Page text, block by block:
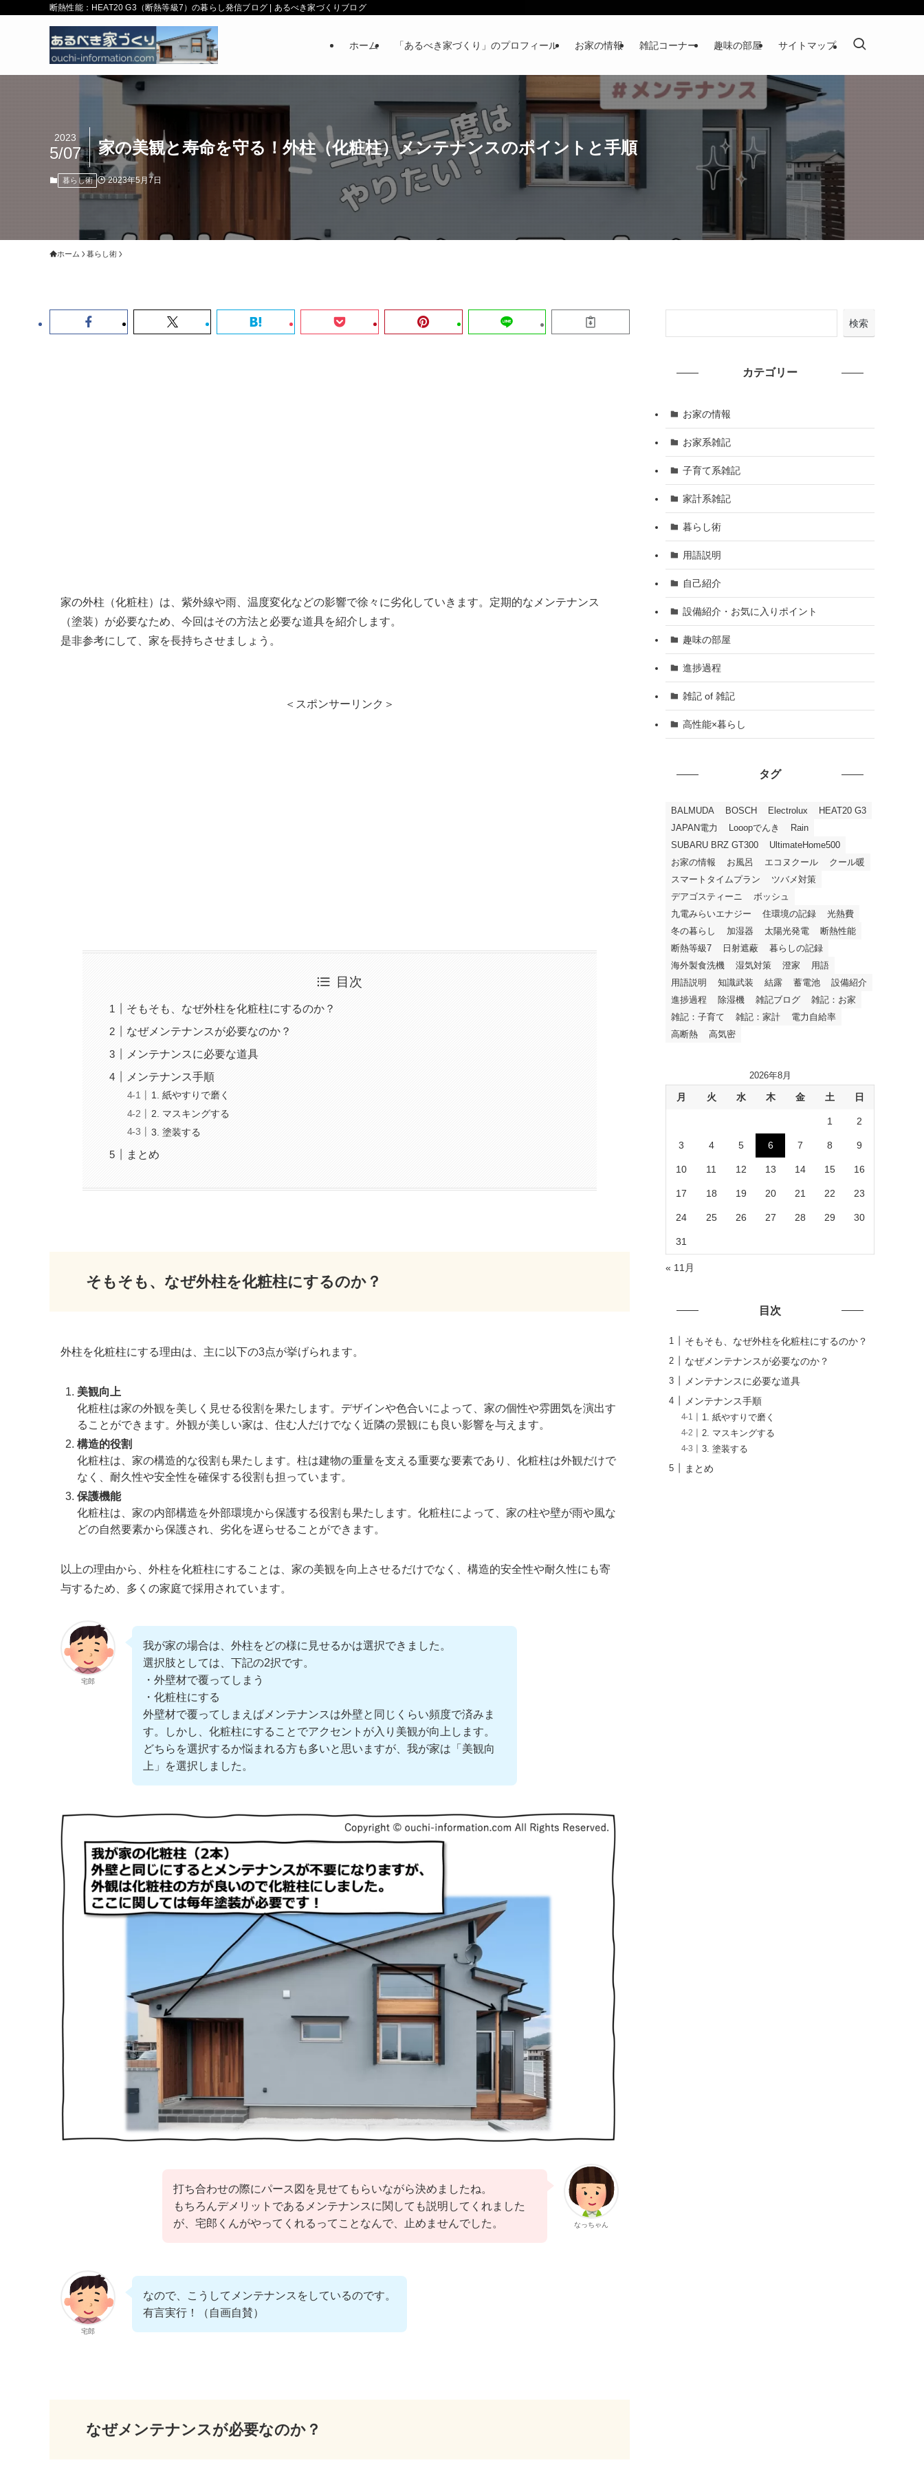
断熱性能：HEAT20 G3（断熱等級7）の暮らし発信ブログ | あるべき家づくりブログ
ホーム 「あるべき家づくり」のプロフィール お家の情報 雑記コーナー 趣味の部屋 サイトマップ
家の美観と寿命を守る！外柱（化粧柱）メンテナンスのポイントと手順
2023
5/07
暮らし術 2023年5月7日
ホーム 暮らし術
家の外柱（化粧柱）は、紫外線や雨、温度変化などの影響で徐々に劣化していきます。定期的なメンテナンス
（塗装）が必要なため、今回はその方法と必要な道具を紹介します。
是非参考にして、家を長持ちさせましょう。
＜スポンサーリンク＞
目次
そもそも、なぜ外柱を化粧柱にするのか？
なぜメンテナンスが必要なのか？
メンテナンスに必要な道具
メンテナンス手順
1. 紙やすりで磨く
2. マスキングする
3. 塗装する
まとめ
そもそも、なぜ外柱を化粧柱にするのか？
外柱を化粧柱にする理由は、主に以下の3点が挙げられます。
美観向上
化粧柱は家の外観を美しく見せる役割を果たします。デザインや色合いによって、家の個性や雰囲気を演出す
ることができます。外観が美しい家は、住む人だけでなく近隣の景観にも良い影響を与えます。
構造的役割
化粧柱は、家の構造的な役割も果たします。柱は建物の重量を支える重要な要素であり、化粧柱は外観だけで
なく、耐久性や安全性を確保する役割も担っています。
保護機能
化粧柱は、家の内部構造を外部環境から保護する役割も果たします。化粧柱によって、家の柱や壁が雨や風な
どの自然要素から保護され、劣化を遅らせることができます。
以上の理由から、外柱を化粧柱にすることは、家の美観を向上させるだけでなく、構造的安全性や耐久性にも寄
与するため、多くの家庭で採用されています。
宅郎
我が家の場合は、外柱をどの様に見せるかは選択できました。
選択肢としては、下記の2択です。
・外壁材で覆ってしまう
・化粧柱にする
外壁材で覆ってしまえばメンテナンスは外壁と同じくらい頻度で済みま
す。しかし、化粧柱にすることでアクセントが入り美観が向上します。
どちらを選択するか悩まれる方も多いと思いますが、我が家は「美観向
上」を選択しました。
なっちゃん
打ち合わせの際にパース図を見せてもらいながら決めましたね。
もちろんデメリットであるメンテナンスに関しても説明してくれました
が、宅郎くんがやってくれるってことなんで、止めませんでした。
宅郎
なので、こうしてメンテナンスをしているのです。
有言実行！（自画自賛）
なぜメンテナンスが必要なのか？
検索
カテゴリー
お家の情報
お家系雑記
子育て系雑記
家計系雑記
暮らし術
用語説明
自己紹介
設備紹介・お気に入りポイント
趣味の部屋
進捗過程
雑記 of 雑記
高性能×暮らし
タグ
BALMUDA BOSCH Electrolux
HEAT20 G3
JAPAN電力
Looopでんき
Rain
SUBARU BRZ GT300
UltimateHome500
お家の情報
お風呂 エコヌクール
クール暖
スマートタイムプラン
ツバメ対策
デアゴスティーニ
ボッシュ
九電みらいエナジー
住環境の記録
光熱費
冬の暮らし
加湿器 太陽光発電
断熱性能
断熱等級7
日射遮蔽
暮らしの記録
海外製食洗機
湿気対策 澄家
用語
用語説明
知識武装 結露 蓄電池
設備紹介
進捗過程
除湿機 雑記ブログ
雑記：お家
雑記：子育て
雑記：家計
電力自給率
高断熱
高気密
2026年8月
月 火 水 木 金 土 日
1 2
3 4 5 6 7 8 9
10 11 12 13 14 15 16
17 18 19 20 21 22 23
24 25 26 27 28 29 30
31
« 11月
目次
そもそも、なぜ外柱を化粧柱にするのか？
なぜメンテナンスが必要なのか？
メンテナンスに必要な道具
メンテナンス手順
1. 紙やすりで磨く
2. マスキングする
3. 塗装する
まとめ